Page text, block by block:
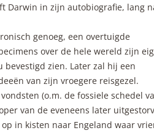
Darwin in zijn autobiografie, lang
genoeg, een overtuigde
over de hele wereld zijn
bevestigd zien. Later zal hij een
van zijn vroegere reisgezel.
(o.m. de fossiele schedel
van de eveneens later
in kisten naar Engeland waar